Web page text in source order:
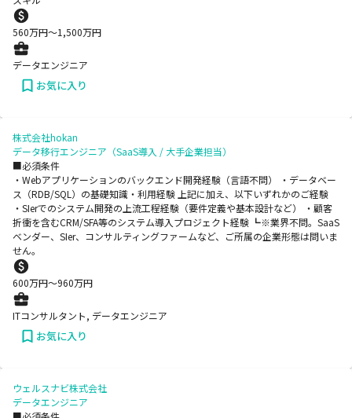
560万円〜1,500万円
データエンジニア
お気に入り
株式会社hokan
データ移行エンジニア（SaaS導入 / 大手企業担当）
■必須条件
・Webアプリケーションのバックエンド開発経験（言語不問） ・データベー
ス（RDB/SQL）の基礎知識・利用経験 上記に加え、以下いずれかのご経験
・SIerでのシステム開発の上流工程経験（要件定義や基本設計など） ・顧客
折衝を含むCRM/SFA等のシステム導入プロジェクト経験 ┗※業界不問。SaaS
ベンダー、SIer、コンサルティングファームなど、ご所属の企業形態は問いま
せん。
600万円〜960万円
ITコンサルタント, データエンジニア
お気に入り
ウェルスナビ株式会社
データエンジニア